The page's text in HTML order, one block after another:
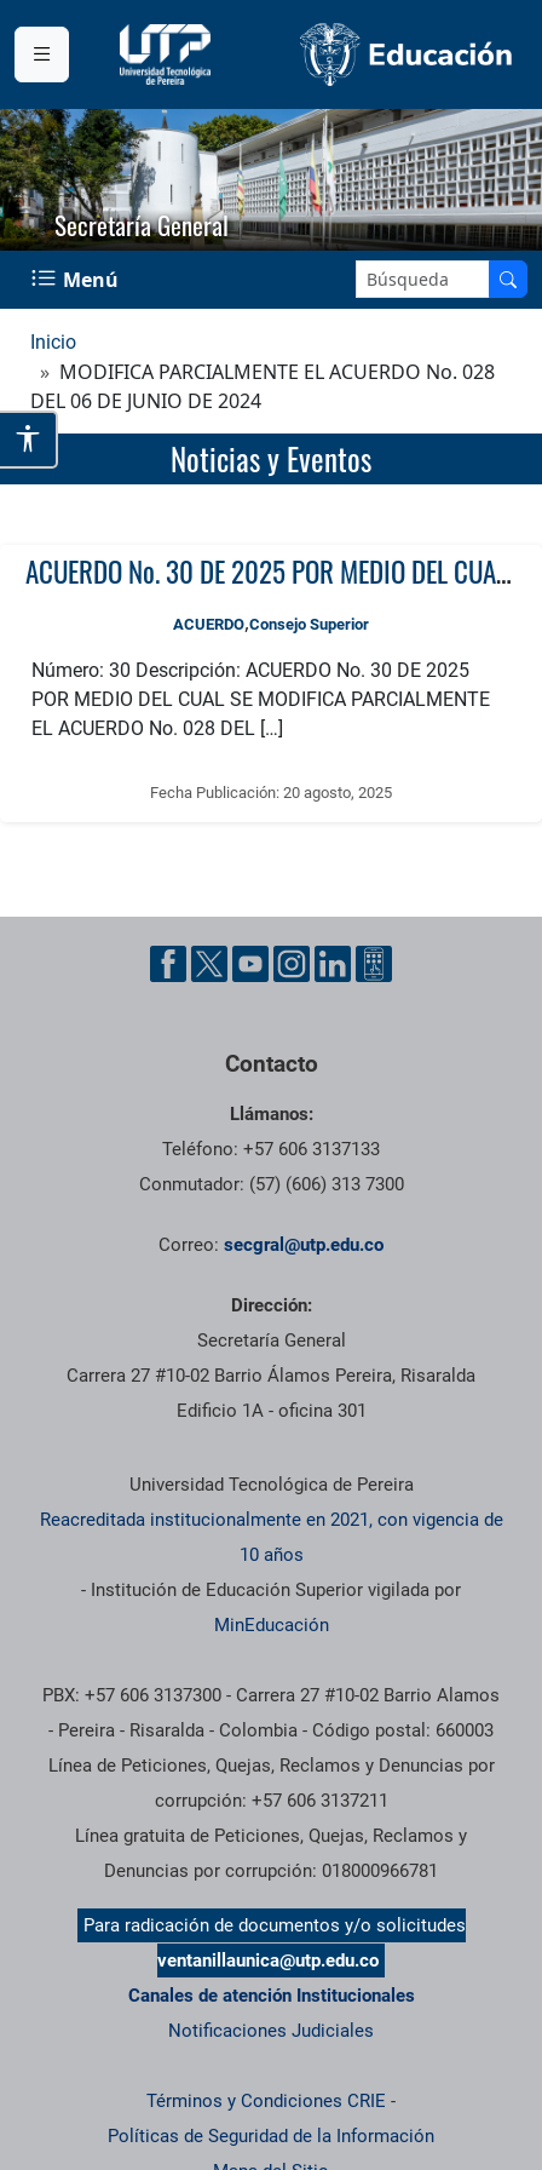
Secretaría General
Menú Buscar en el sitio:
Inicio
MODIFICA PARCIALMENTE EL ACUERDO No. 028
DEL 06 DE JUNIO DE 2024
Noticias y Eventos
ACUERDO No. 30 DE 2025 POR MEDIO DEL CUAL SE MODIFICA PARCIALMENTE EL ACUERDO No. 028 DEL 06 DE JUNIO DE 2024 POR MEDIO DEL CUAL SE ESTABLECE EL COMITÉ DE ÉTICA DE LA INVESTIGACIÓN DE LA UNIVERSIDAD TECNOLÓGICA DE PEREIRA (CEI-UTP)
ACUERDO,Consejo Superior
Número: 30 Descripción: ACUERDO No. 30 DE 2025
POR MEDIO DEL CUAL SE MODIFICA PARCIALMENTE
EL ACUERDO No. 028 DEL […]
Fecha Publicación: 20 agosto, 2025
Pie de página con información de contacto, redes sociales y
Contacto
Llámanos:
Teléfono: +57 606 3137133
Conmutador: (57) (606) 313 7300
Correo: secgral@utp.edu.co
Dirección:
Secretaría General
Carrera 27 #10-02 Barrio Álamos Pereira, Risaralda
Edificio 1A - oficina 301
Información institucional
Universidad Tecnológica de Pereira
Reacreditada institucionalmente en 2021, con vigencia de
10 años
- Institución de Educación Superior vigilada por
MinEducación
PBX: +57 606 3137300 - Carrera 27 #10-02 Barrio Alamos
- Pereira - Risaralda - Colombia - Código postal: 660003
Línea de Peticiones, Quejas, Reclamos y Denuncias por
corrupción: +57 606 3137211
Línea gratuita de Peticiones, Quejas, Reclamos y
Denuncias por corrupción: 018000966781
Para radicación de documentos y/o solicitudes
ventanillaunica@utp.edu.co
Canales de atención Institucionales
Notificaciones Judiciales
Términos y Condiciones CRIE -
Políticas de Seguridad de la Información